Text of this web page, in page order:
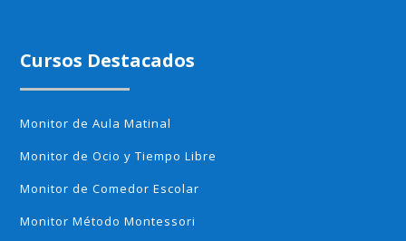
Cursos Destacados
Monitor de Aula Matinal
Monitor de Ocio y Tiempo Libre
Monitor de Comedor Escolar
Monitor Método Montessori